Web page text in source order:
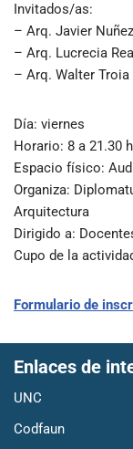
Invitados/as:
– Arq. Javier
– Arq. Lucrecia
– Arq. Walter Troia
Día: viernes
Horario: 8 a 21.30
Espacio físico:
Organiza:
Arquitectura
Dirigido a:
Cupo de la
Formulario de
Enlaces de
UNC
Codfaun